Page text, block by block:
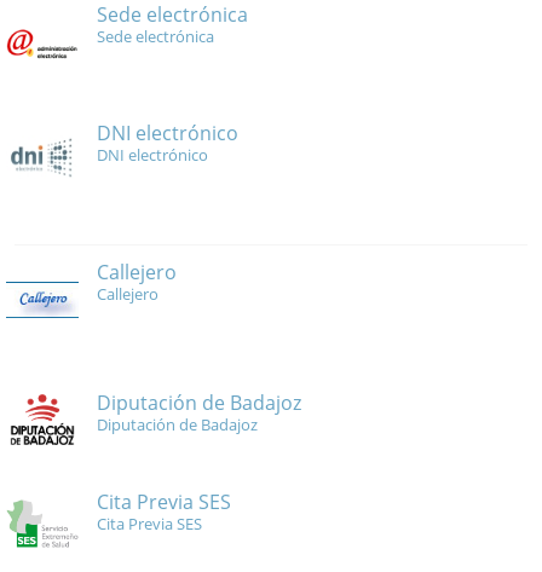
Sede electrónica
Sede electrónica
DNI electrónico
DNI electrónico
Callejero
Callejero
Diputación de Badajoz
Diputación de Badajoz
Cita Previa SES
Cita Previa SES